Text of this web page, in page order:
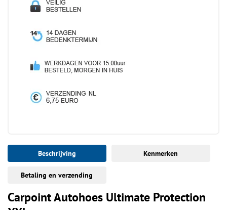
Beschrijving Kenmerken
Betaling en verzending
Carpoint Autohoes Ultimate Protection